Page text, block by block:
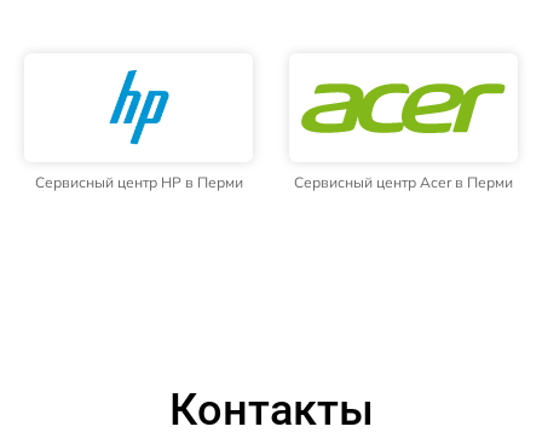
Сервисный центр HP в Перми Сервисный центр Acer в Перми
Контакты